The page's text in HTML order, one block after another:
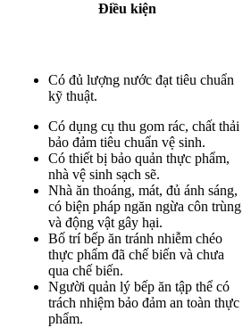
Điều kiện
Có đủ lượng nước đạt tiêu chuẩn
kỹ thuật.
Có dụng cụ thu gom rác, chất thải
bảo đảm tiêu chuẩn vệ sinh.
Có thiết bị bảo quản thực phẩm,
nhà vệ sinh sạch sẽ.
Nhà ăn thoáng, mát, đủ ánh sáng,
có biện pháp ngăn ngừa côn trùng
và động vật gây hại.
Bố trí bếp ăn tránh nhiễm chéo
thực phẩm đã chế biến và chưa
qua chế biến.
Người quản lý bếp ăn tập thể có
trách nhiệm bảo đảm an toàn thực
phẩm.